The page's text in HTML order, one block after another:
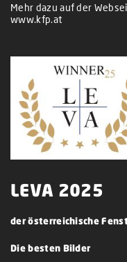
Mehr dazu auf der
www.kfp.at
LEVA 2025
der österreichische
Die besten Bilder